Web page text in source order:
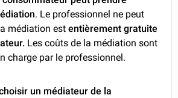
. Le professionnel ne peut
médiation estentièrement gratuite
Les coûts de la médiation sont
charge par le professionnel.
un médiateur de la